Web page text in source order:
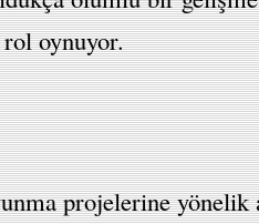
oynuyor.
projelerine yönelik